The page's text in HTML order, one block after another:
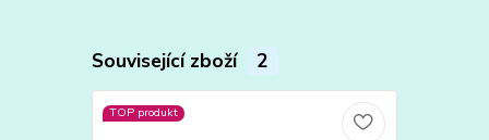
Související zboží 2
TOP produkt